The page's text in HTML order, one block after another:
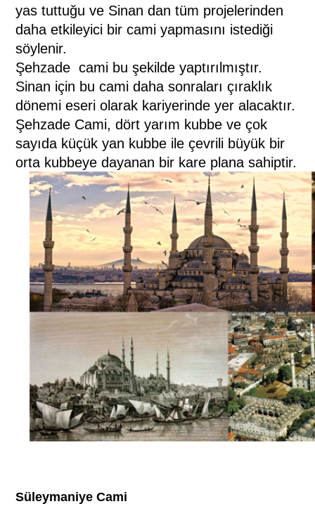
yas tuttuğu ve Sinan dan tüm projelerinden
daha etkileyici bir cami yapmasını istediği
söylenir.
Şehzade cami bu şekilde yaptırılmıştır.
Sinan için bu cami daha sonraları çıraklık
dönemi eseri olarak kariyerinde yer alacaktır.
Şehzade Cami, dört yarım kubbe ve çok
sayıda küçük yan kubbe ile çevrili büyük bir
orta kubbeye dayanan bir kare plana sahiptir.
Süleymaniye Cami